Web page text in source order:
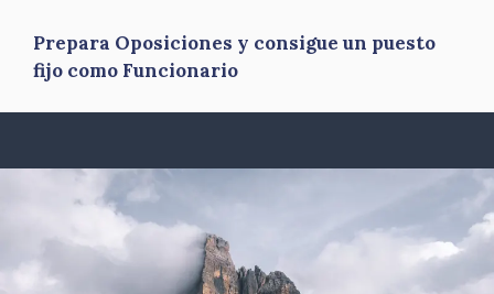
Prepara Oposiciones y consigue un puesto
fijo como Funcionario